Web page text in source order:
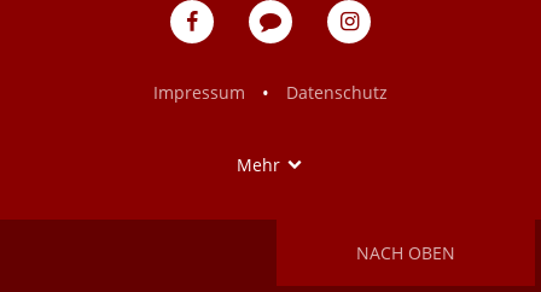
eventpeppers
Blog
eventpeppers
Impressum
• Datenschutz
Mehr
NACH OBEN